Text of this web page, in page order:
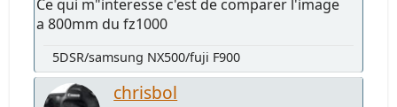
Ce qui m"interesse c'est de comparer l'image
a 800mm du fz1000
5DSR/samsung NX500/fuji F900
chrisbol